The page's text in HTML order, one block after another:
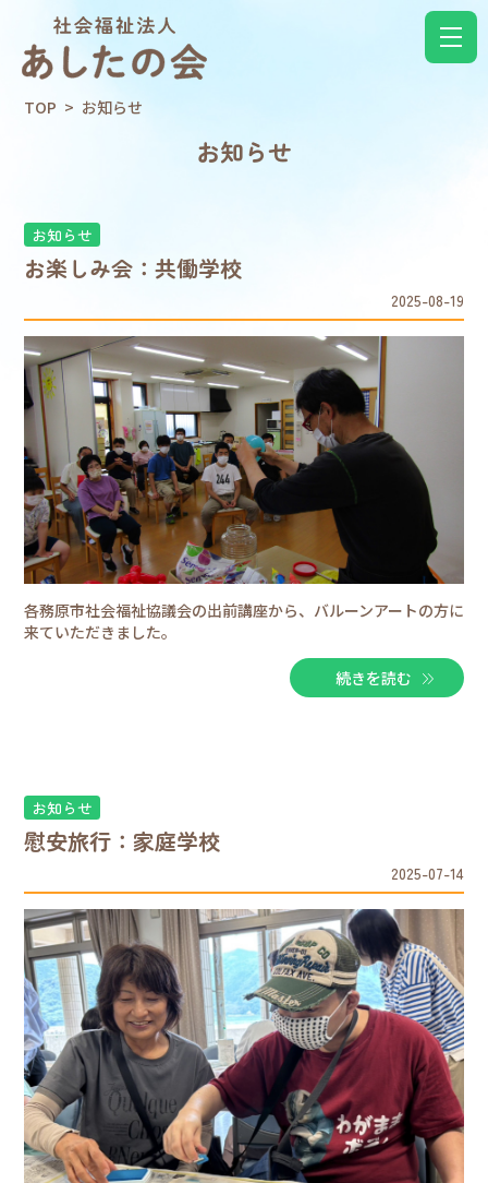
TOP > お知らせ
お知らせ
お知らせ
お楽しみ会：共働学校
2025-08-19
各務原市社会福祉協議会の出前講座から、バルーンアートの方に
来ていただきました。
続きを読む
お知らせ
慰安旅行：家庭学校
2025-07-14